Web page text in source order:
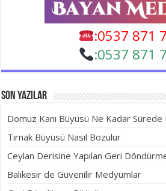
:0537 871
:0537 871
Son Yazılar
Domuz Kanı Büyüsü Ne Kadar Sürede
Tırnak Büyüsü Nasıl Bozulur
Ceylan Derisine Yapılan Geri
Balıkesir de Güvenilir Medyumlar